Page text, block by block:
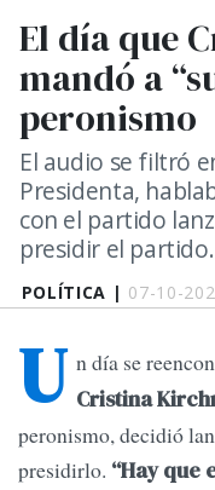
POLÍTICA | 07-10-
El día que
mandó a
peronismo
El audio se filtró
Presidenta,
con el partido
presidir el partido.
U n día se
Cristina
peronismo, decidió
presidirlo. “Hay que